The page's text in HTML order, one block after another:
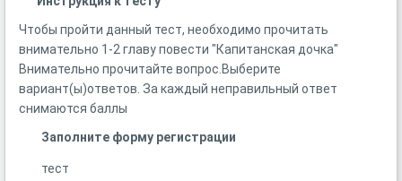
Чтобы пройти данный тест, необходимо прочитать
внимательно 1-2 главу повести "Капитанская дочка"
Внимательно прочитайте вопрос.Выберите
вариант(ы)ответов. За каждый неправильный ответ
снимаются баллы
Заполните форму регистрации
тест